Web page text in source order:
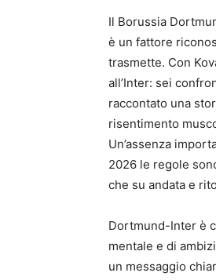
Il Borussia
è un fattore
trasmette. Con
all’Inter: sei
raccontato una
risentimento
Un’assenza
2026 le regole
che su andata e
Dortmund-Inter è
mentale e di
un messaggio